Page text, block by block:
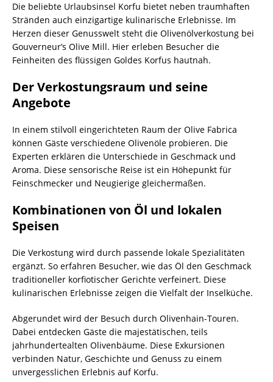
Die beliebte Urlaubsinsel Korfu bietet neben traumhaften
Stränden auch einzigartige kulinarische Erlebnisse. Im
Herzen dieser Genusswelt steht die Olivenölverkostung bei
Gouverneur’s Olive Mill. Hier erleben Besucher die
Feinheiten des flüssigen Goldes Korfus hautnah.
Der Verkostungsraum und seine
Angebote
In einem stilvoll eingerichteten Raum der Olive Fabrica
können Gäste verschiedene Olivenöle probieren. Die
Experten erklären die Unterschiede in Geschmack und
Aroma. Diese sensorische Reise ist ein Höhepunkt für
Feinschmecker und Neugierige gleichermaßen.
Kombinationen von Öl und lokalen
Speisen
Die Verkostung wird durch passende lokale Spezialitäten
ergänzt. So erfahren Besucher, wie das Öl den Geschmack
traditioneller korfiotischer Gerichte verfeinert. Diese
kulinarischen Erlebnisse zeigen die Vielfalt der Inselküche.
Abgerundet wird der Besuch durch Olivenhain-Touren.
Dabei entdecken Gäste die majestätischen, teils
jahrhundertealten Olivenbäume. Diese Exkursionen
verbinden Natur, Geschichte und Genuss zu einem
unvergesslichen Erlebnis auf Korfu.